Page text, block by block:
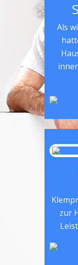
Als
zur